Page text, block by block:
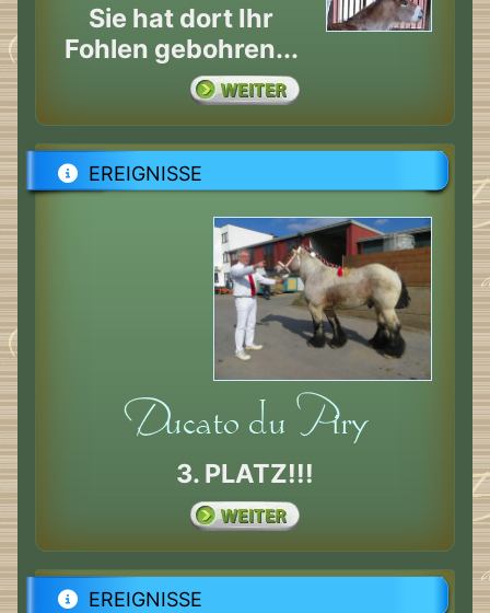
Sie hat dort Ihr
Fohlen gebohren...
EREIGNISSE
3. PLATZ!!!
EREIGNISSE